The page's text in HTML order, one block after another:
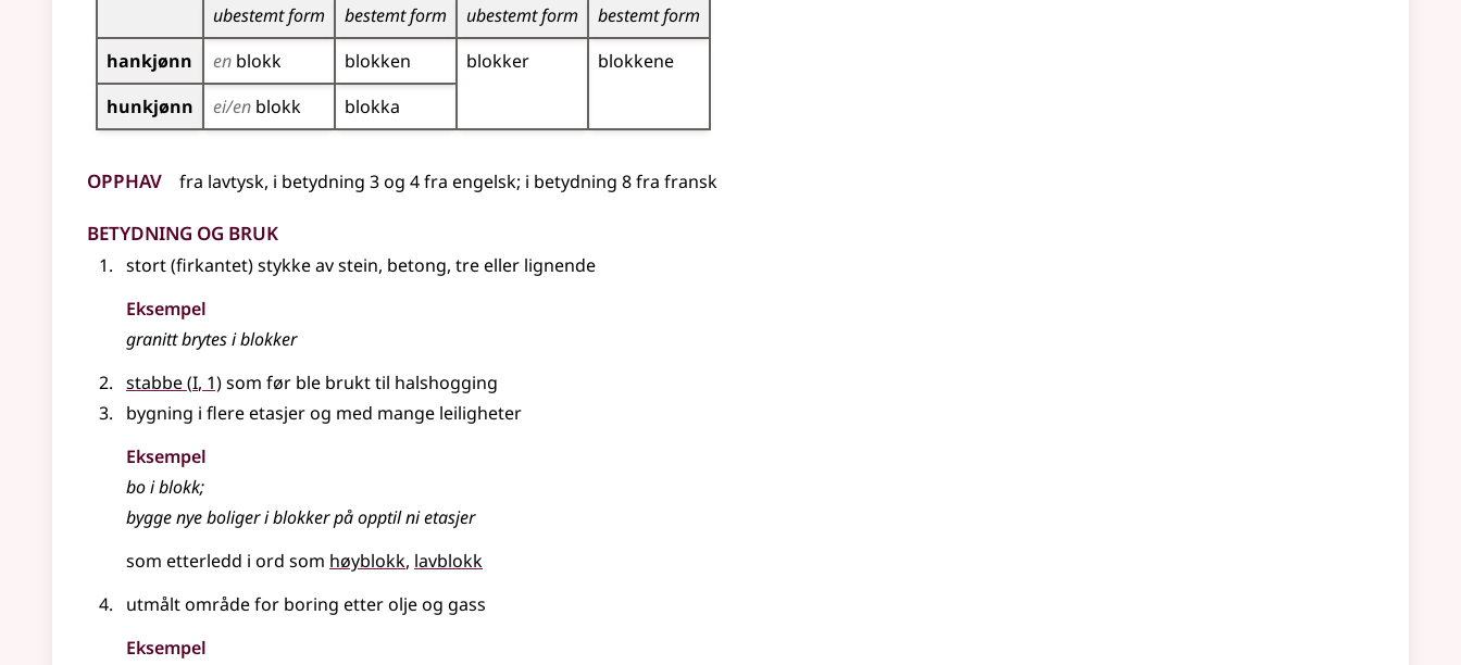
ubestemt form
bestemt form ubestemt form
bestemt form
hankjønn
en blokk blokken blokker
blokkene
hunkjønn
ei/en blokk blokka
Opphav fra lavtysk, i betydning 3 og 4 fra engelsk; i betydning 8 fra fransk
Betydning og bruk
stort (firkantet) stykke av stein, betong, treeller lignende
Eksempel
granitt brytes iblokker
stabbe(1
I, 1)som før ble brukt til halshogging
bygning i flere etasjer og med mange leiligheter
Eksempel
bo iblokk;
bygge nye boliger i blokker på opptil ni etasjer
som etterledd i ord som høyblokk lavblokk
utmålt område for boring etter olje og gass
Eksempel